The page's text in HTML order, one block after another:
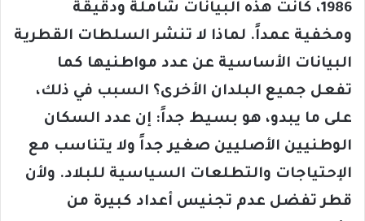
1986، كانت هذه البيانات شاملة ودقيقة
ومخفية عمداً. لماذا لا تنشر السلطات القطرية
البيانات الأساسية عن عدد مواطنيها كما
تفعل جميع البلدان الأخرى؟ السبب في ذلك،
على ما يبدو، هو بسيط جداً: إن عدد السكان
الوطنيين الأصليين صغير جداً ولا يتناسب مع
الإحتياجات والتطلعات السياسية للبلاد. ولأن
قطر تفضل عدم تجنيس أعداد كبيرة من